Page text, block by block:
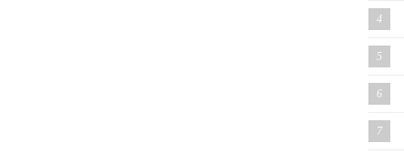
4
5
6
7